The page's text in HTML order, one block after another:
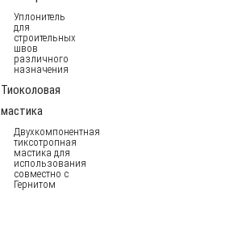
Уплонитель
для
строительных
швов
различного
назначения
Тиоколовая
мастика
Двухкомпонентная
тиксотропная
мастика для
использования
совместно с
Гернитом